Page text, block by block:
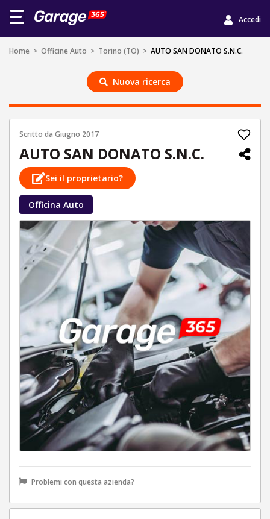
Accedi
Home > Officine Auto > Torino (TO) > AUTO SAN DONATO S.N.C.
Nuova ricerca
Scritto da Giugno 2017
AUTO SAN DONATO S.N.C.
Sei il proprietario?
Officina Auto
Problemi con questa azienda?